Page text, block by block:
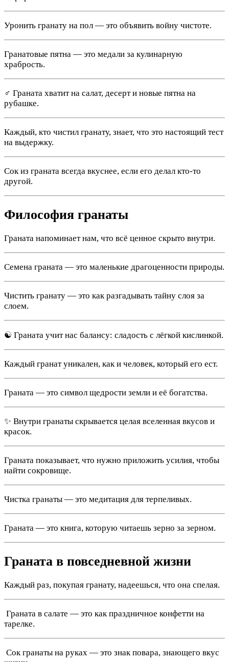
Уронить гранату на пол — это объявить войну чистоте.
Гранатовые пятна — это медали за кулинарную
храбрость.
‍♂️ Граната хватит на салат, десерт и новые пятна на
рубашке.
Каждый, кто чистил гранату, знает, что это настоящий тест
на выдержку.
Сок из граната всегда вкуснее, если его делал кто-то
другой.
Философия гранаты
Граната напоминает нам, что всё ценное скрыто внутри.
Семена граната — это маленькие драгоценности природы.
Чистить гранату — это как разгадывать тайну слоя за
слоем.
☯️ Граната учит нас балансу: сладость с лёгкой кислинкой.
Каждый гранат уникален, как и человек, который его ест.
Граната — это символ щедрости земли и её богатства.
✨ Внутри гранаты скрывается целая вселенная вкусов и
красок.
Граната показывает, что нужно приложить усилия, чтобы
найти сокровище.
Чистка гранаты — это медитация для терпеливых.
Граната — это книга, которую читаешь зерно за зерном.
Граната в повседневной жизни
Каждый раз, покупая гранату, надеешься, что она спелая.
️ Граната в салате — это как праздничное конфетти на
тарелке.
‍ Сок гранаты на руках — это знак повара, знающего вкус